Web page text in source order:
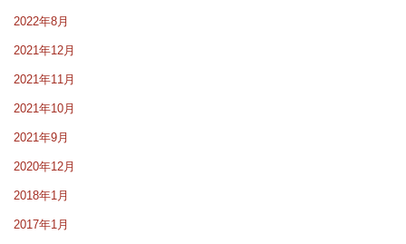
2022年8月
2021年12月
2021年11月
2021年10月
2021年9月
2020年12月
2018年1月
2017年1月